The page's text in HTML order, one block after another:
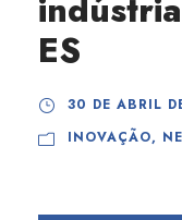
ES
30 DE ABRIL
INOVAÇÃO,